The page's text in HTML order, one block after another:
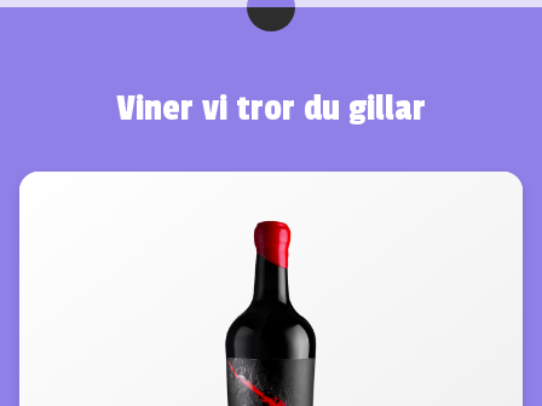
Viner vi tror du gillar